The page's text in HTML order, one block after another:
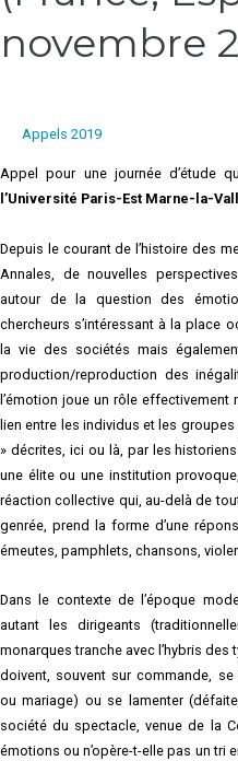
novembre
Appels 2019
Appel pour une journée d’étude
l’Université Paris-Est Marne-la-
Depuis le courant de l’histoire des
Annales, de nouvelles
autour de la question des
chercheurs s’intéressant à la place
la vie des sociétés mais
production/reproduction des
l’émotion joue un rôle effectivement
lien entre les individus et les
» décrites, ici ou là, par les
une élite ou une institution
réaction collective qui, au-delà de
genrée, prend la forme d’une
émeutes, pamphlets, chansons,
Dans le contexte de l’époque
autant les dirigeants
monarques tranche avec l’hybris
doivent, souvent sur commande,
ou mariage) ou se lamenter
société du spectacle, venue de la
émotions ou n’opère-t-elle pas un tri
15